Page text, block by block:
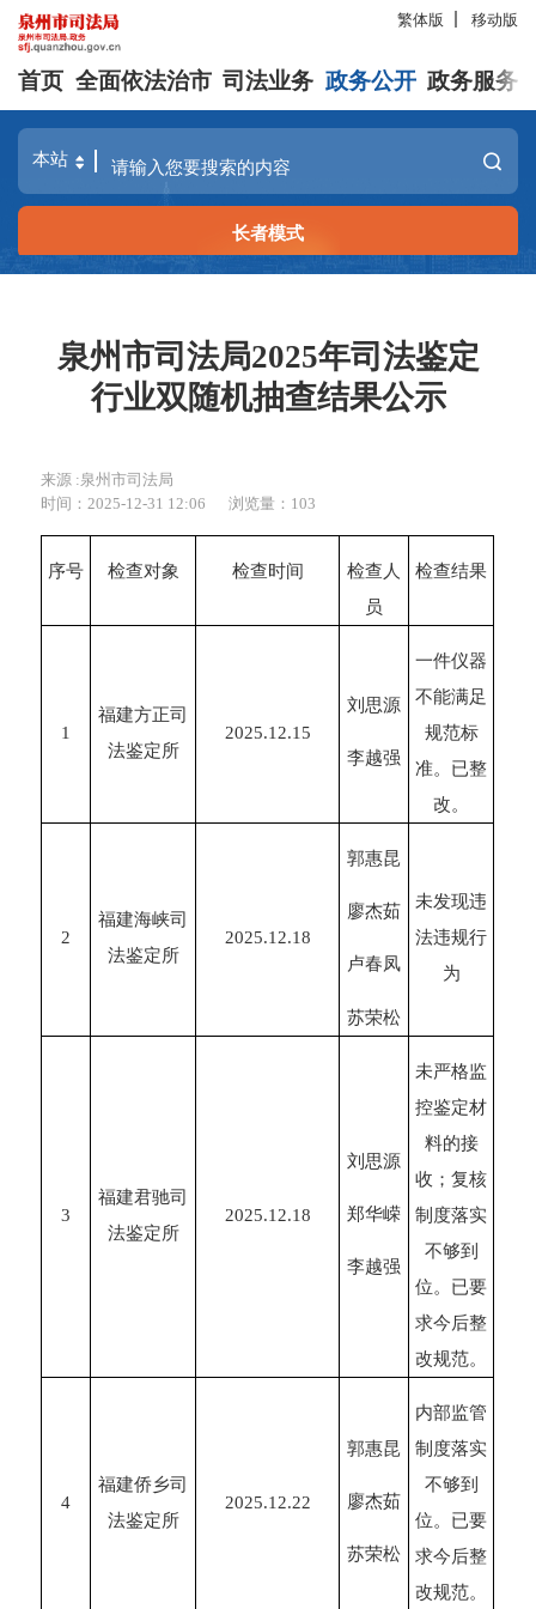
繁体版 移动版
首页 全面依法治市 司法业务 政务公开 政务服务
长者模式
泉州市司法局2025年司法鉴定
行业双随机抽查结果公示
来源 :泉州市司法局
时间：2025-12-31 12:06
浏览量： 103
序号 检查对象 检查时间
检查人
员
检查结果
1
福建方正司
法鉴定所
2025.12.15
刘思源
李越强
一件仪器
不能满足
规范标
准。已整
改。
2
福建海峡司
法鉴定所
2025.12.18
郭惠昆
廖杰茹
卢春凤
苏荣松
未发现违
法违规行
为
3
福建君驰司
法鉴定所
2025.12.18
刘思源
郑华嵘
李越强
未严格监
控鉴定材
料的接
收；复核
制度落实
不够到
位。已要
求今后整
改规范。
4
福建侨乡司
法鉴定所
2025.12.22
郭惠昆
廖杰茹
苏荣松
内部监管
制度落实
不够到
位。已要
求今后整
改规范。